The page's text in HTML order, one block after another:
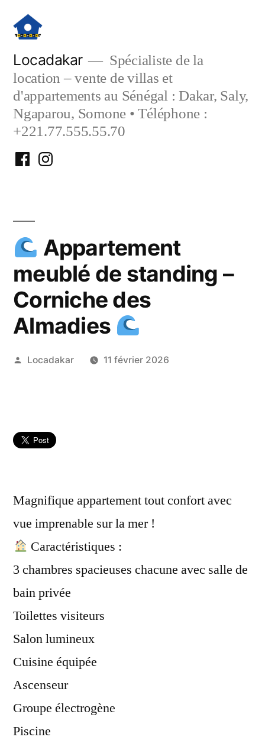
contenu
Locadakar
Spécialiste de la
location – vente de villas et
d'appartements au Sénégal : Dakar, Saly,
Ngaparou, Somone • Téléphone :
+221.77.555.55.70
FacebookInstagram
Appartement
meublé de standing –
Corniche des
Almadies
Publié
Locadakar 11 février 2026
Magnifique appartement tout confort avec
vue imprenable sur la mer !
Caractéristiques :
3 chambres spacieuses chacune avec salle de
bain privée
Toilettes visiteurs
Salon lumineux
Cuisine équipée
Ascenseur
Groupe électrogène
Piscine